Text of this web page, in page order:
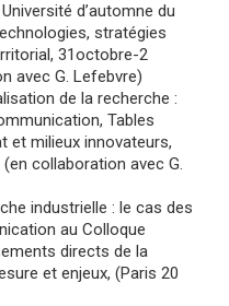
d’automne du
stratégies
31octobre-2
avec G. Lefebvre)
de la recherche :
Tables
et milieux innovateurs,
collaboration avec G.
industrielle : le cas des
au Colloque
directs de la
et enjeux, (Paris 20